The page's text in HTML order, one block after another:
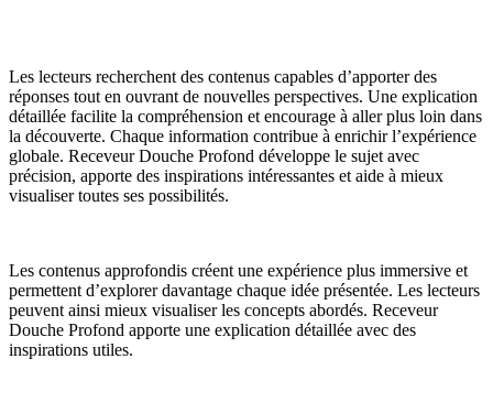
Les lecteurs recherchent des contenus capables d’apporter des
réponses tout en ouvrant de nouvelles perspectives. Une explication
détaillée facilite la compréhension et encourage à aller plus loin dans
la découverte. Chaque information contribue à enrichir l’expérience
globale. Receveur Douche Profond développe le sujet avec
précision, apporte des inspirations intéressantes et aide à mieux
visualiser toutes ses possibilités.
Les contenus approfondis créent une expérience plus immersive et
permettent d’explorer davantage chaque idée présentée. Les lecteurs
peuvent ainsi mieux visualiser les concepts abordés. Receveur
Douche Profond apporte une explication détaillée avec des
inspirations utiles.